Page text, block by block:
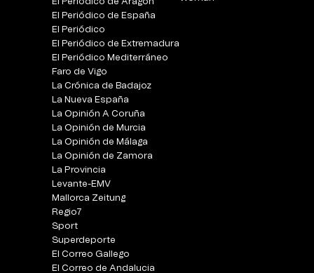
El Periódico de España
El Periódico
El Periódico de Extremadura
El Periódico Mediterráneo
Faro de Vigo
La Crónica de Badajoz
La Nueva España
La Opinión A Coruña
La Opinión de Murcia
La Opinión de Málaga
La Opinión de Zamora
La Provincia
Levante-EMV
Mallorca Zeitung
Regio7
Sport
Superdeporte
El Correo Gallego
El Correo de Andalucia